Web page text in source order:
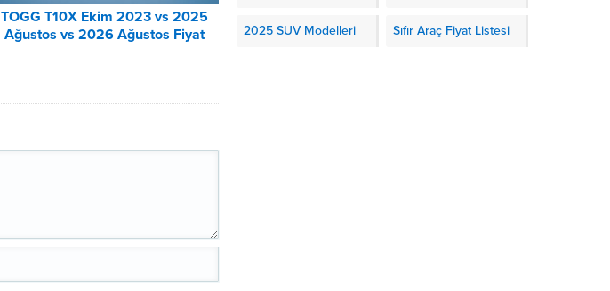
TOGG T10X Ekim 2023 vs 2025
Ağustos vs 2026 Ağustos Fiyat
2025 SUV Modelleri Sıfır Araç Fiyat Listesi